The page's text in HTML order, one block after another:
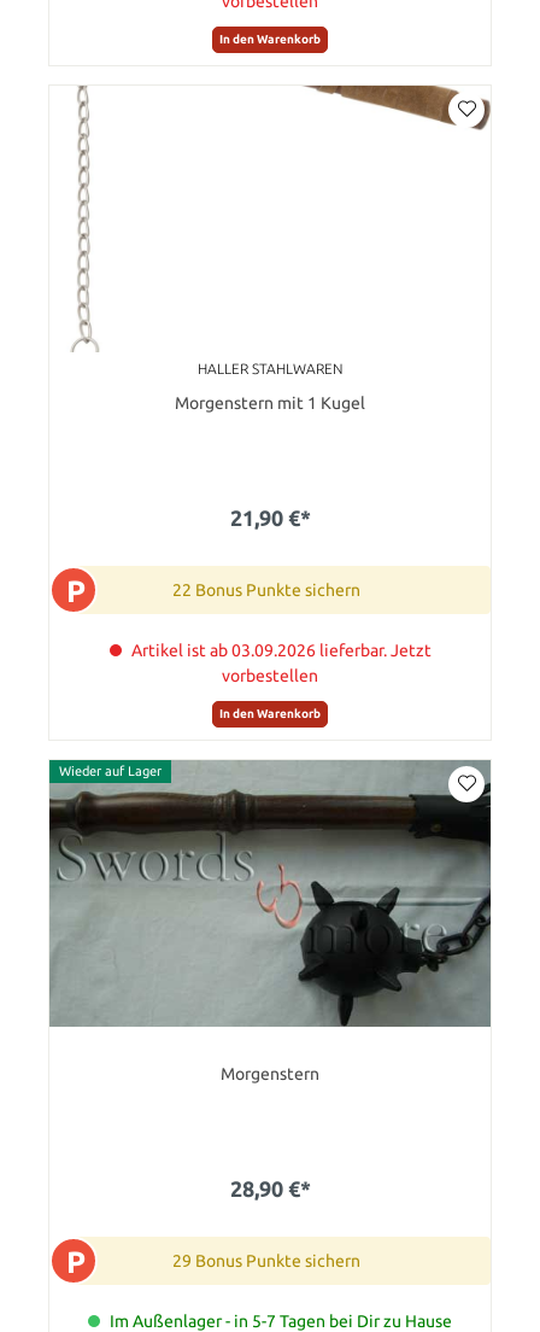
In den Warenkorb
HALLER STAHLWAREN
Morgenstern mit 1 Kugel
21,90 €*
P 22 Bonus Punkte sichern
Artikel ist ab 03.09.2026 lieferbar. Jetzt
vorbestellen
In den Warenkorb
Wieder auf Lager
Morgenstern
28,90 €*
P 29 Bonus Punkte sichern
Im Außenlager - in 5-7 Tagen bei Dir zu Hause